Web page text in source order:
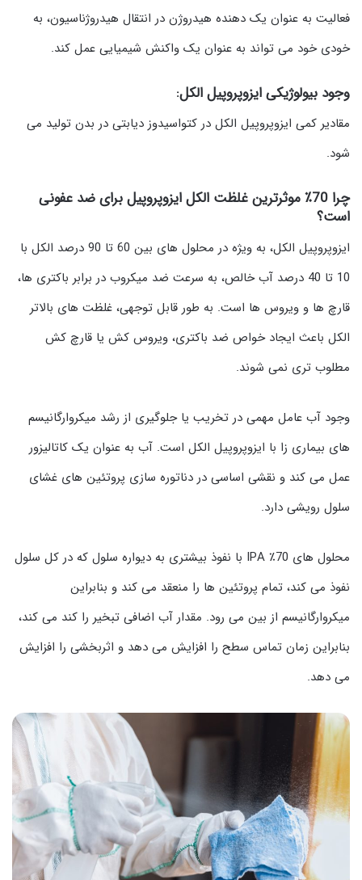
فعالیت به عنوان یک دهنده هیدروژن در انتقال هیدروژناسیون، به
خودی خود می تواند به عنوان یک واکنش شیمیایی عمل کند.
وجود بیولوژیکی ایزوپروپیل الکل:
مقادیر کمی ایزوپروپیل الکل در کتواسیدوز دیابتی در بدن تولید می
شود.
چرا 70٪ موثرترین غلظت الکل ایزوپروپیل برای ضد عفونی
است؟
ایزوپروپیل الکل، به ویژه در محلول های بین 60 تا 90 درصد الکل با
10 تا 40 درصد آب خالص، به سرعت ضد میکروب در برابر باکتری ها،
قارچ ها و ویروس ها است. به طور قابل توجهی، غلظت های بالاتر
الکل باعث ایجاد خواص ضد باکتری، ویروس کش یا قارچ کش
مطلوب تری نمی شوند.
وجود آب عامل مهمی در تخریب یا جلوگیری از رشد میکروارگانیسم
های بیماری زا با ایزوپروپیل الکل است. آب به عنوان یک کاتالیزور
عمل می کند و نقشی اساسی در دناتوره سازی پروتئین های غشای
سلول رویشی دارد.
محلول های 70٪ IPA با نفوذ بیشتری به دیواره سلول که در کل سلول
نفوذ می کند، تمام پروتئین ها را منعقد می کند و بنابراین
میکروارگانیسم از بین می رود. مقدار آب اضافی تبخیر را کند می کند،
بنابراین زمان تماس سطح را افزایش می دهد و اثربخشی را افزایش
می دهد.